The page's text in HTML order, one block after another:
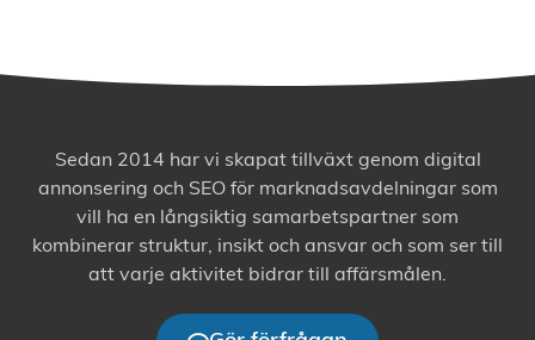
Sedan 2014 har vi skapat tillväxt genom digital
annonsering och SEO för marknadsavdelningar som
vill ha en långsiktig samarbetspartner som
kombinerar struktur, insikt och ansvar och som ser till
att varje aktivitet bidrar till affärsmålen.